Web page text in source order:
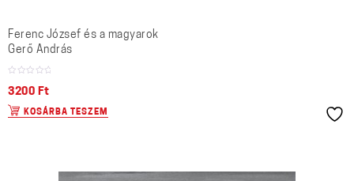
Ferenc József és a magyarok
Gerő András
3200 Ft
KOSÁRBA TESZEM